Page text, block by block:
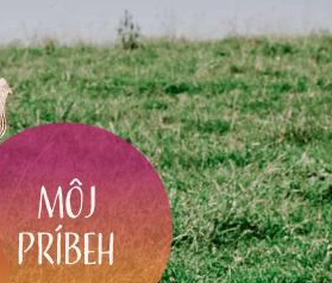
Môj
príbeh